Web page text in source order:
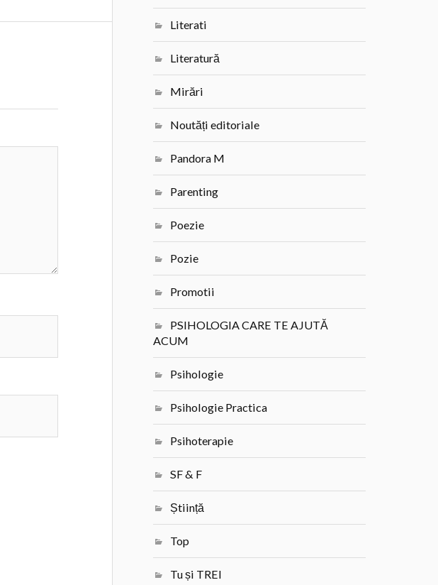
Literati
Literatură
Mirări
Noutăți editoriale
Pandora M
Parenting
Poezie
Pozie
Promotii
PSIHOLOGIA CARE TE AJUTĂ
ACUM
Psihologie
Psihologie Practica
Psihoterapie
SF & F
Știință
Top
Tu și TREI